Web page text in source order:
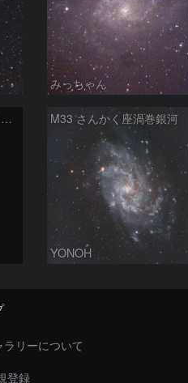
みっちゃん
夜空は宝石箱(さんかく座 M33) Seestar50 M33 さんかく座渦巻銀河
YONOH
リーについて
登録